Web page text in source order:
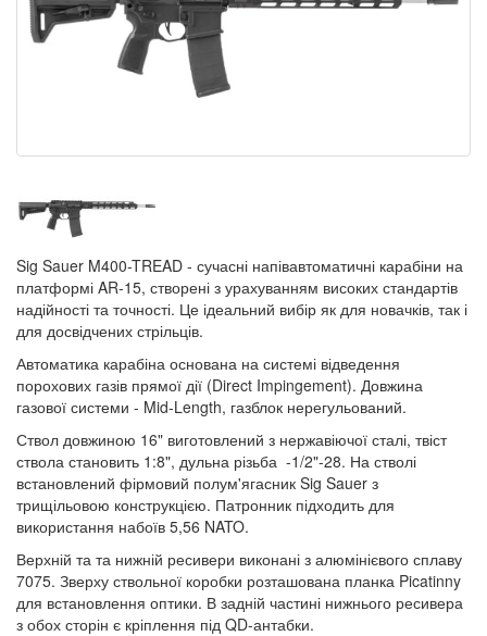
Sig Sauer M400-TREAD - сучасні напівавтоматичні карабіни на
платформі AR-15, створені з урахуванням високих стандартів
надійності та точності. Це ідеальний вибір як для новачків, так і
для досвідчених стрільців.
Автоматика карабіна основана на системі відведення
порохових газів прямої дії (Direct Impingement). Довжина
газової системи - Mid-Length, газблок нерегульований.
Ствол довжиною 16" виготовлений з нержавіючої сталі, твіст
ствола становить 1:8", дульна різьба -1/2"-28. На стволі
встановлений фірмовий полум'ягасник Sig Sauer з
трищільовою конструкцією. Патронник підходить для
використання набоїв 5,56 NATO.
Верхній та та нижній ресивери виконані з алюмінієвого сплаву
7075. Зверху ствольної коробки розташована ​​планка Picatinny
для встановлення оптики. В задній частині нижнього ресивера
з обох сторін є кріплення під QD-антабки.